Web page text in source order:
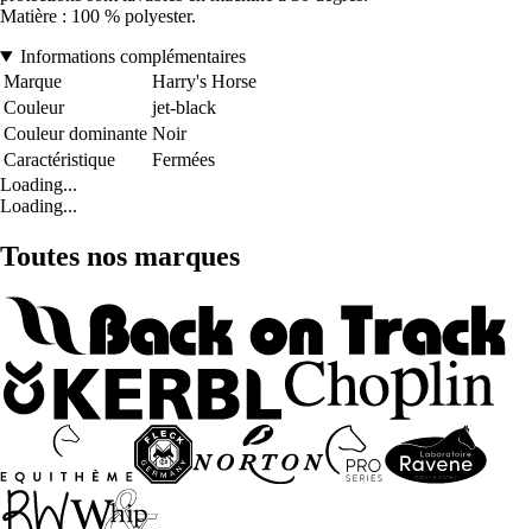
Matière : 100 % polyester.
Informations complémentaires
Marque
Harry's Horse
Couleur
jet-black
Couleur dominante Noir
Caractéristique
Fermées
Loading...
Loading...
Toutes nos marques